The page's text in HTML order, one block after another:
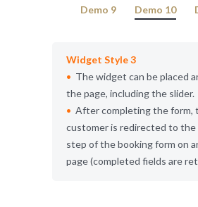
Demo 9 Demo 10
Widget Style 3
The widget can be placed
the page, including the slider.
After completing the form,
customer is redirected to the
step of the booking form on
page (completed fields are